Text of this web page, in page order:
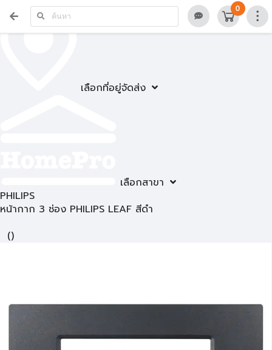
เลือกที่อยู่จัดส่ง
เลือกสาขา
0
PHILIPS
หน้ากาก 3 ช่อง PHILIPS LEAF สีดำ
()